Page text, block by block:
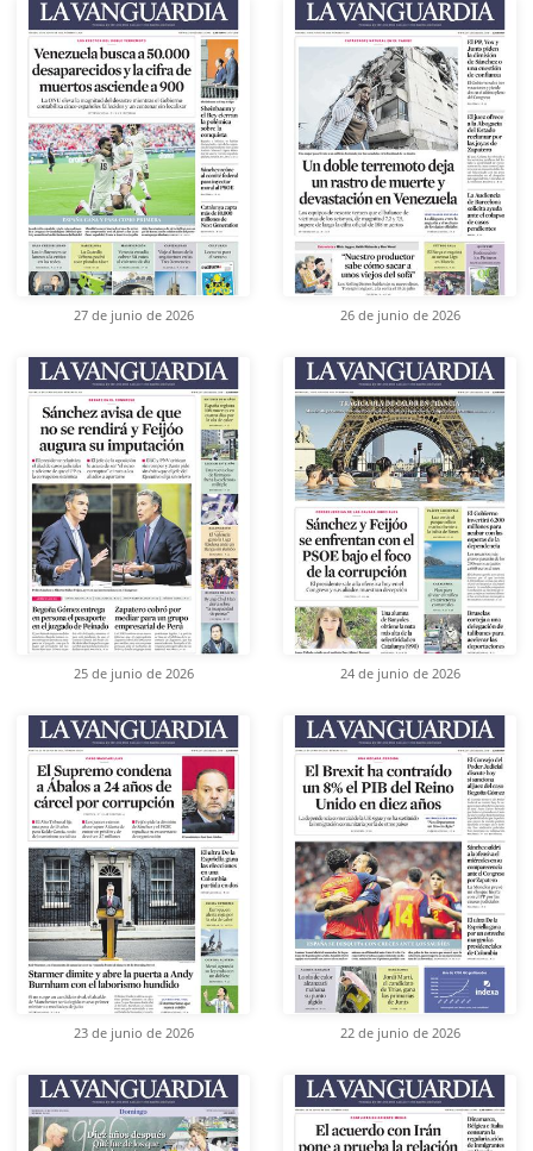
27 de junio de 2026 26 de junio de 2026
25 de junio de 2026 24 de junio de 2026
23 de junio de 2026 22 de junio de 2026